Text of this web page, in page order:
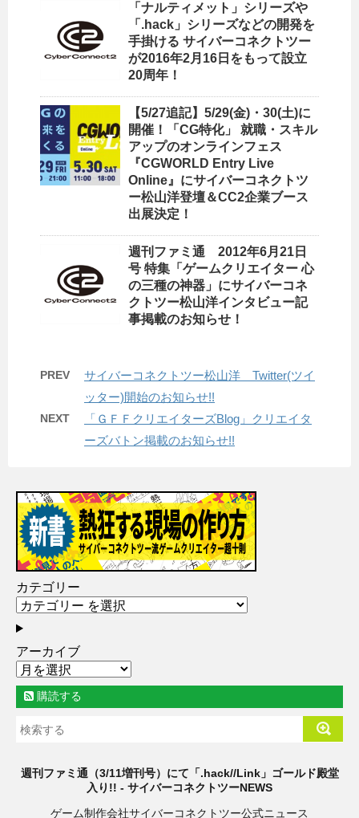
「ナルティメット」シリーズや
「.hack」シリーズなどの開発を
手掛ける サイバーコネクトツー
が2016年2月16日をもって設立
20周年！
【5/27追記】5/29(金)・30(土)に
開催！「CG特化」 就職・スキル
アップのオンラインフェス
『CGWORLD Entry Live
Online』にサイバーコネクトツ
ー松山洋登壇＆CC2企業ブース
出展決定！
週刊ファミ通 2012年6月21日
号 特集「ゲームクリエイター 心
の三種の神器」にサイバーコネ
クトツー松山洋インタビュー記
事掲載のお知らせ！
PREV
サイバーコネクトツー松山洋 Twitter(ツイ
ッター)開始のお知らせ!!
NEXT
「ＧＦＦクリエイターズBlog」クリエイタ
ーズバトン掲載のお知らせ!!
カテゴリー
アーカイブ
購読する
週刊ファミ通（3/11増刊号）にて「.hack//Link」ゴールド殿堂
入り!! - サイバーコネクトツーNEWS
ゲーム制作会社サイバーコネクトツー公式ニュース